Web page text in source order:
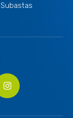
Subastas